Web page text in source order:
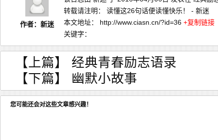
作者：新迷
转载请注明： 读懂这26句话便读懂快乐！ - 新迷
本文地址： http://www.ciasn.cn/?id=36 +复制链接
关键字：
【上篇】 经典青春励志语录
【下篇】 幽默小故事
您可能还会对这些文章感兴趣！